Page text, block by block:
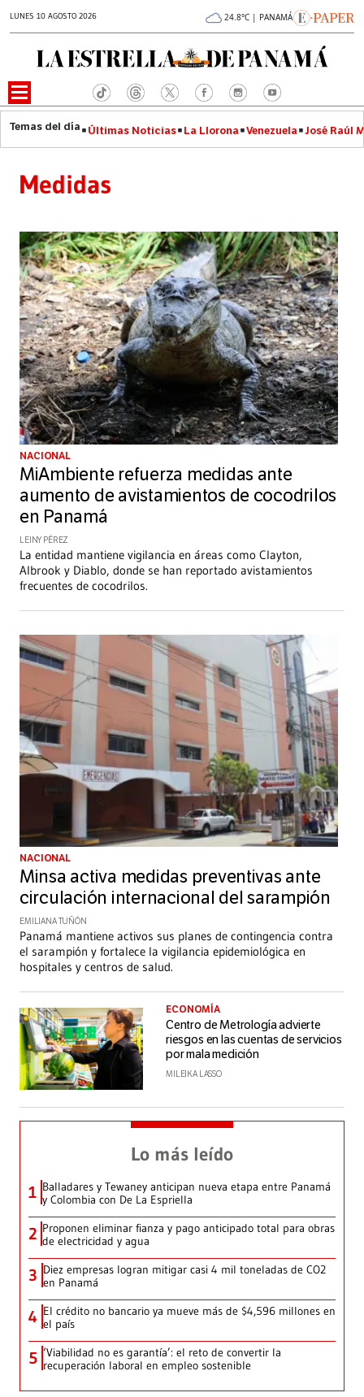
LUNES 10 AGOSTO 2026 24.8°C | PANAMÁ
Últimas Noticias La Llorona Venezuela José Raúl
Medidas
NACIONAL
MiAmbiente refuerza medidas ante
aumento de avistamientos de cocodrilos
en Panamá
LEINY PÉREZ
La entidad mantiene vigilancia en áreas como Clayton,
Albrook y Diablo, donde se han reportado avistamientos
frecuentes de cocodrilos.
NACIONAL
Minsa activa medidas preventivas ante
circulación internacional del sarampión
EMILIANA TUÑÓN
Panamá mantiene activos sus planes de contingencia contra
el sarampión y fortalece la vigilancia epidemiológica en
hospitales y centros de salud.
ECONOMÍA
Centro de Metrología advierte
riesgos en las cuentas de servicios
por mala medición
MILEIKA LASSO
Lo más leído
1 Balladares y Tewaney anticipan nueva etapa entre Panamá
y Colombia con De La Espriella
2 Proponen eliminar fianza y pago anticipado total para obras
de electricidad y agua
3 Diez empresas logran mitigar casi 4 mil toneladas de CO2
en Panamá
4 El crédito no bancario ya mueve más de $4,596 millones en
el país
5 ‘Viabilidad no es garantía’: el reto de convertir la
recuperación laboral en empleo sostenible